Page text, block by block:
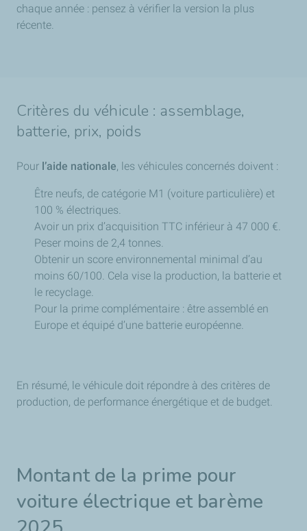
chaque année : pensez à vérifier la version la plus
récente.
Critères du véhicule : assemblage,
batterie, prix, poids
Pour l’aide nationale, les véhicules concernés doivent :
Être neufs, de catégorie M1 (voiture particulière) et
100 % électriques.
Avoir un prix d’acquisition TTC inférieur à 47 000 €.
Peser moins de 2,4 tonnes.
Obtenir un score environnemental minimal d’au
moins 60/100. Cela vise la production, la batterie et
le recyclage.
Pour la prime complémentaire : être assemblé en
Europe et équipé d’une batterie européenne.
En résumé, le véhicule doit répondre à des critères de
production, de performance énergétique et de budget.
Montant de la prime pour
voiture électrique et barème